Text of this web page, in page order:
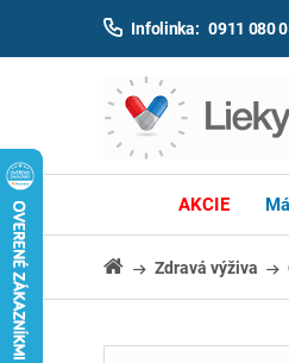
Infolinka: 0911 080
AKCIE
Zdravá výživa